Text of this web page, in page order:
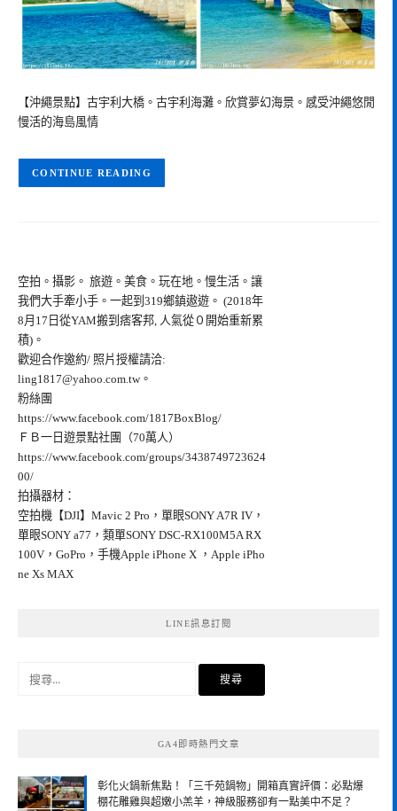
【沖繩景點】古宇利大橋。古宇利海灘。欣賞夢幻海景。感受沖繩悠閒
慢活的海島風情
CONTINUE READING
空拍。攝影。 旅遊。美食。玩在地。慢生活。讓
我們大手牽小手。一起到319鄉鎮遨遊。 (2018年
8月17日從YAM搬到痞客邦, 人氣從０開始重新累
積)。
歡迎合作邀約/ 照片授權請洽:
ling1817@yahoo.com.tw。
粉絲團
https://www.facebook.com/1817BoxBlog/
ＦＢ一日遊景點社團（70萬人）
https://www.facebook.com/groups/3438749723624
00/
拍攝器材：
空拍機【DJI】Mavic 2 Pro，單眼SONY A7R IV，
單眼SONY a77，類單SONY DSC-RX100M5A RX
100V，GoPro，手機Apple iPhone X ，Apple iPho
ne Xs MAX
LINE訊息訂閱
GA4即時熱門文章
彰化火鍋新焦點！「三千苑鍋物」開箱真實評價：必點爆
棚花雕雞與超嫩小羔羊，神級服務卻有一點美中不足？